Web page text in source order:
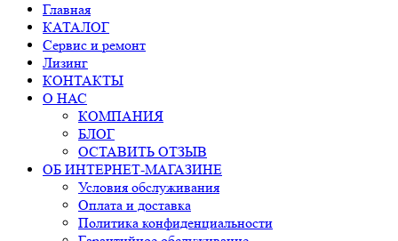
Главная
КАТАЛОГ
Сервис и ремонт
Лизинг
КОНТАКТЫ
О НАС
КОМПАНИЯ
БЛОГ
ОСТАВИТЬ ОТЗЫВ
ОБ ИНТЕРНЕТ-МАГАЗИНЕ
Условия обслуживания
Оплата и доставка
Политика конфиденциальности